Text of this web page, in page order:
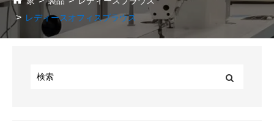
レディースオフィスブラウス